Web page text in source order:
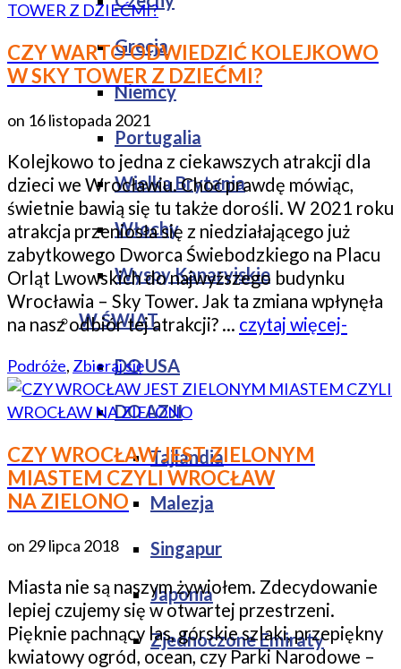
Grecja
Niemcy
Portugalia
Wielka Brytania
Włochy
Wyspy Kanaryjskie
W ŚWIAT
DO USA
DO AZJI
Tajlandia
Malezja
Singapur
Japonia
Zjednoczone Emiraty
CZY WARTO ODWIEDZIĆ KOLEJKOWO
W SKY TOWER Z DZIEĆMI?
on 16 listopada 2021
Kolejkowo to jedna z ciekawszych atrakcji dla
dzieci we Wrocławiu. Choć prawdę mówiąc,
świetnie bawią się tu także dorośli. W 2021 roku
atrakcja przeniosła się z niedziałającego już
zabytkowego Dworca Świebodzkiego na Placu
Orląt Lwowskich do najwyższego budynku
Wrocławia – Sky Tower. Jak ta zmiana wpłynęła
na nasz odbiór tej atrakcji? … czytaj więcej-
Podróże, Zbieraj się
CZY WROCŁAW JEST ZIELONYM
MIASTEM CZYLI WROCŁAW
NA ZIELONO
on 29 lipca 2018
Miasta nie są naszym żywiołem. Zdecydowanie
lepiej czujemy się w otwartej przestrzeni.
Pięknie pachnący las, górskie szlaki, przepiękny
kwiatowy ogród, ocean, czy Parki Narodowe –